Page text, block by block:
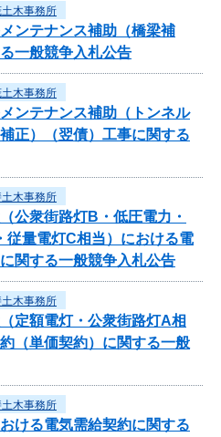
木事務所
ンテナンス補助（橋梁補
一般競争入札公告
木事務所
ンテナンス補助（トンネル
正）（翌債）工事に関する
木事務所
公衆街路灯B・低圧電力・
量電灯C相当）における電
関する一般競争入札公告
木事務所
定額電灯・公衆街路灯A相
（単価契約）に関する一般
木事務所
ける電気需給契約に関する